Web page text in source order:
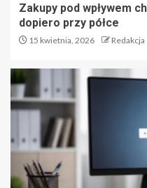
Zakupy pod wpływem
dopiero przy półce
15 kwietnia, 2026 Redakcja